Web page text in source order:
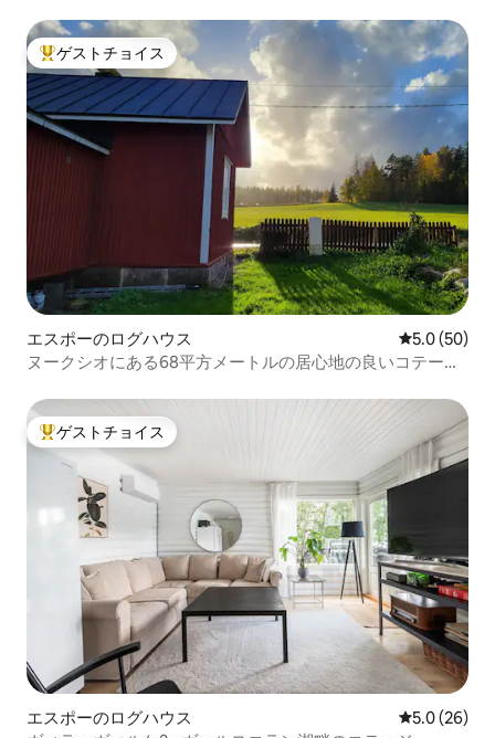
大好評のゲストチョイスです。
ゲストチョイス
エスポーのログハウス レビュー50
5.0 (50)
ヌークシオにある68平方メートルの居心地の良いコテージ
大好評のゲストチョイスです。
ゲストチョイス
エスポーのログハウス レビュー26
5.0 (26)